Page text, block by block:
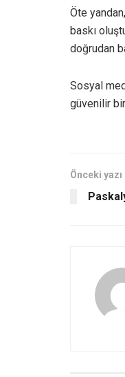
Öte
baskı
doğrudan
Sosyal
güvenilir
Önceki yazı